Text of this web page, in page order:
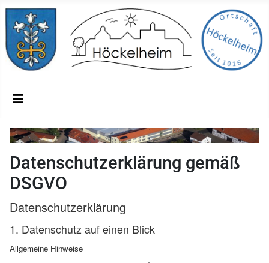
Datenschutzerklärung gemäß
DSGVO
Datenschutzerklärung
1. Datenschutz auf einen Blick
Allgemeine Hinweise